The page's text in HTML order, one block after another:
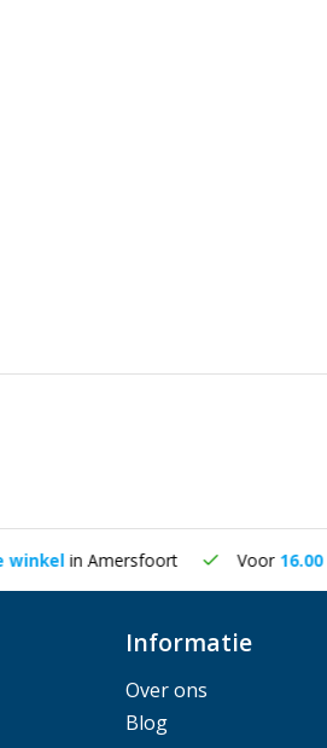
in Amersfoort Voor16.00 uur
Informatie
Over ons
Blog